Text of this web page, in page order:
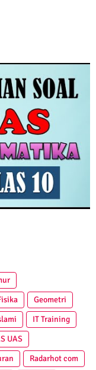
Geometri
IT Training
UAS
Radarhot com